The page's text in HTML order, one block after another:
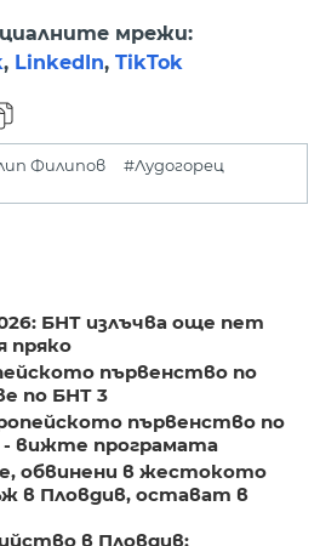
мрежи:
, LinkedIn, TikTok
Филипов
#Лудогорец
БНТ излъчва още пет
пряко
първенство по
по БНТ 3
първенство по
вижте програмата
обвинени в жестокото
в Пловдив, остават в
в Пловдив: